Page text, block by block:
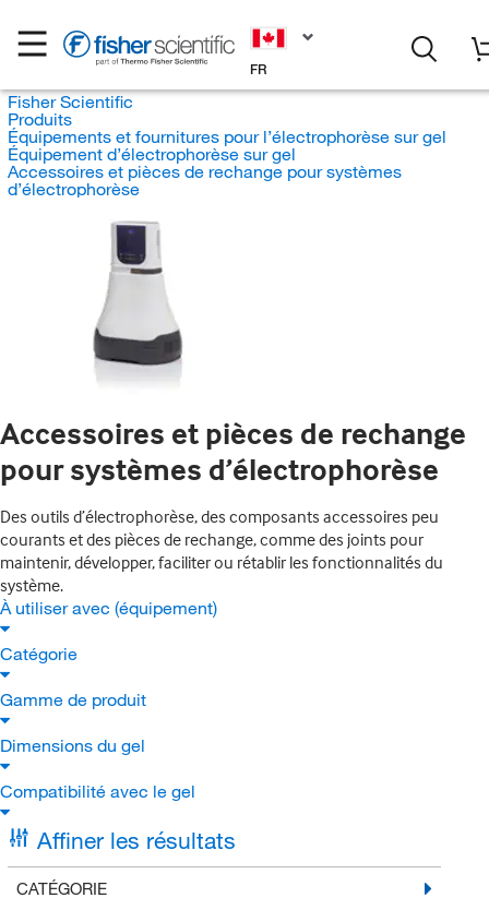
FR
Fisher Scientific
Produits
Équipements et fournitures pour l’électrophorèse sur gel
Équipement d’électrophorèse sur gel
Accessoires et pièces de rechange pour systèmes
d’électrophorèse
Accessoires et pièces de rechange
pour systèmes d’électrophorèse
Des outils d’électrophorèse, des composants accessoires peu
courants et des pièces de rechange, comme des joints pour
maintenir, développer, faciliter ou rétablir les fonctionnalités du
système.
À utiliser avec (équipement)
Catégorie
Gamme de produit
Dimensions du gel
Compatibilité avec le gel
Affiner les résultats
CATÉGORIE